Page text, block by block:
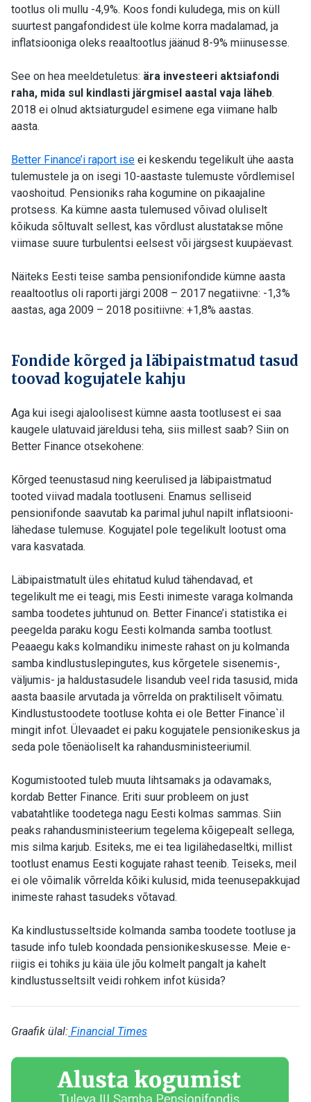
tootlus oli mullu -4,9%. Koos fondi kuludega, mis on küll
suurtest pangafondidest üle kolme korra madalamad, ja
inflatsiooniga oleks reaaltootlus jäänud 8-9% miinusesse.
See on hea meeldetuletus: ära investeeri aktsiafondi
raha, mida sul kindlasti järgmisel aastal vaja läheb.
2018 ei olnud aktsiaturgudel esimene ega viimane halb
aasta.
Better Finance’i raport ise ei keskendu tegelikult ühe aasta
tulemustele ja on isegi 10-aastaste tulemuste võrdlemisel
vaoshoitud. Pensioniks raha kogumine on pikaajaline
protsess. Ka kümne aasta tulemused võivad oluliselt
kõikuda sõltuvalt sellest, kas võrdlust alustatakse mõne
viimase suure turbulentsi eelsest või järgsest kuupäevast.
Näiteks Eesti teise samba pensionifondide kümne aasta
reaaltootlus oli raporti järgi 2008 – 2017 negatiivne: -1,3%
aastas, aga 2009 – 2018 positiivne: +1,8% aastas.
Fondide kõrged ja läbipaistmatud tasud
toovad kogujatele kahju
Aga kui isegi ajaloolisest kümne aasta tootlusest ei saa
kaugele ulatuvaid järeldusi teha, siis millest saab? Siin on
Better Finance otsekohene:
Kõrged teenustasud ning keerulised ja läbipaistmatud
tooted viivad madala tootluseni. Enamus selliseid
pensionifonde saavutab ka parimal juhul napilt inflatsiooni-
lähedase tulemuse. Kogujatel pole tegelikult lootust oma
vara kasvatada.
Läbipaistmatult üles ehitatud kulud tähendavad, et
tegelikult me ei teagi, mis Eesti inimeste varaga kolmanda
samba toodetes juhtunud on. Better Finance’i statistika ei
peegelda paraku kogu Eesti kolmanda samba tootlust.
Peaaegu kaks kolmandiku inimeste rahast on ju kolmanda
samba kindlustuslepingutes, kus kõrgetele sisenemis-,
väljumis- ja haldustasudele lisandub veel rida tasusid, mida
aasta baasile arvutada ja võrrelda on praktiliselt võimatu.
Kindlustustoodete tootluse kohta ei ole Better Finance`il
mingit infot. Ülevaadet ei paku kogujatele pensionikeskus ja
seda pole tõenäoliselt ka rahandusministeeriumil.
Kogumistooted tuleb muuta lihtsamaks ja odavamaks,
kordab Better Finance. Eriti suur probleem on just
vabatahtlike toodetega nagu Eesti kolmas sammas. Siin
peaks rahandusministeerium tegelema kõigepealt sellega,
mis silma karjub. Esiteks, me ei tea ligilähedaseltki, millist
tootlust enamus Eesti kogujate rahast teenib. Teiseks, meil
ei ole võimalik võrrelda kõiki kulusid, mida teenusepakkujad
inimeste rahast tasudeks võtavad.
Ka kindlustusseltside kolmanda samba toodete tootluse ja
tasude info tuleb koondada pensionikeskusesse. Meie e-
riigis ei tohiks ju käia üle jõu kolmelt pangalt ja kahelt
kindlustusseltsilt veidi rohkem infot küsida?
Graafik ülal: Financial Times